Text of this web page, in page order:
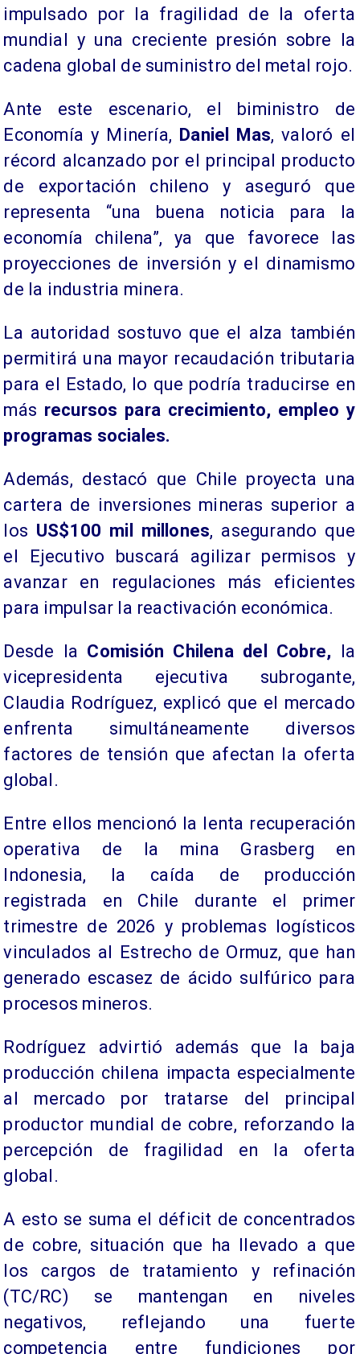
impulsado por la fragilidad de la oferta
mundial y una creciente presión sobre la
cadena global de suministro del metal rojo.
Ante este escenario, el biministro de
Economía y Minería, Daniel Mas, valoró el
récord alcanzado por el principal producto
de exportación chileno y aseguró que
representa “una buena noticia para la
economía chilena”, ya que favorece las
proyecciones de inversión y el dinamismo
de la industria minera.
La autoridad sostuvo que el alza también
permitirá una mayor recaudación tributaria
para el Estado, lo que podría traducirse en
más recursos para crecimiento, empleo y
programas sociales.
Además, destacó que Chile proyecta una
cartera de inversiones mineras superior a
los US$100 mil millones, asegurando que
el Ejecutivo buscará agilizar permisos y
avanzar en regulaciones más eficientes
para impulsar la reactivación económica.
Desde la Comisión Chilena del Cobre, la
vicepresidenta ejecutiva subrogante,
Claudia Rodríguez, explicó que el mercado
enfrenta simultáneamente diversos
factores de tensión que afectan la oferta
global.
Entre ellos mencionó la lenta recuperación
operativa de la mina Grasberg en
Indonesia, la caída de producción
registrada en Chile durante el primer
trimestre de 2026 y problemas logísticos
vinculados al Estrecho de Ormuz, que han
generado escasez de ácido sulfúrico para
procesos mineros.
Rodríguez advirtió además que la baja
producción chilena impacta especialmente
al mercado por tratarse del principal
productor mundial de cobre, reforzando la
percepción de fragilidad en la oferta
global.
A esto se suma el déficit de concentrados
de cobre, situación que ha llevado a que
los cargos de tratamiento y refinación
(TC/RC) se mantengan en niveles
negativos, reflejando una fuerte
competencia entre fundiciones por